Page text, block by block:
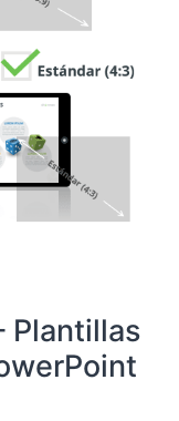
Plantillas